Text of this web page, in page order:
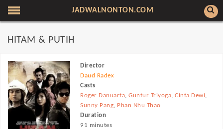
JADWALNONTON.COM
HITAM & PUTIH
Director
Daud Radex
Casts
Roger Danuarta,Guntur Triyoga,Cinta Dewi,
Sunny Pang, Phan Nhu Thao
Duration
91 minutes